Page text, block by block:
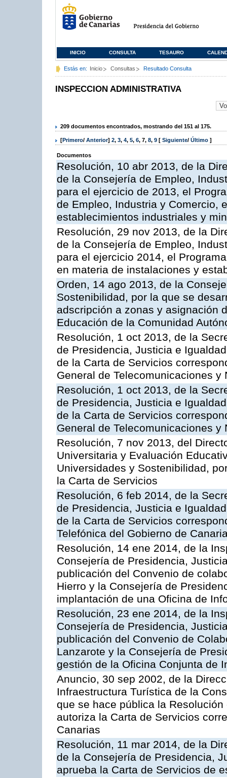
INICIO CONSULTA TESAURO
Estás en: Inicio Consultas Resultado Consulta
INSPECCION ADMINISTRATIVA
209 documentos encontrados, mostrando del 151 al 175.
[Primero/ Anterior] 2, 3, 4, 5, 6, 7, 8, 9 [ Siguiente/ Último ]
Documentos
Resolución, 10 abr 2013, de la
de la Consejería de Empleo,
para el ejercicio de 2013, el
de Empleo, Industria y Comercio,
establecimientos industriales y
Resolución, 29 nov 2013, de la
de la Consejería de Empleo,
para el ejercicio 2014, el
en materia de instalaciones y
Orden, 14 ago 2013, de la
Sostenibilidad, por la que se
adscripción a zonas y asignación
Educación de la Comunidad
Resolución, 1 oct 2013, de la
de Presidencia, Justicia e
de la Carta de Servicios
General de Telecomunicaciones y
Resolución, 1 oct 2013, de la
de Presidencia, Justicia e
de la Carta de Servicios
General de Telecomunicaciones y
Resolución, 7 nov 2013, del
Universitaria y Evaluación
Universidades y Sostenibilidad,
la Carta de Servicios
Resolución, 6 feb 2014, de la
de Presidencia, Justicia e
de la Carta de Servicios
Telefónica del Gobierno de
Resolución, 14 ene 2014, de la
Consejería de Presidencia,
publicación del Convenio de
Hierro y la Consejería de
implantación de una Oficina de
Resolución, 23 ene 2014, de la
Consejería de Presidencia,
publicación del Convenio de
Lanzarote y la Consejería de
gestión de la Oficina Conjunta de
Anuncio, 30 sep 2002, de la
Infraestructura Turística de la
que se hace pública la
autoriza la Carta de Servicios
Canarias
Resolución, 11 mar 2014, de la
de la Consejería de Presidencia,
aprueba la Carta de Servicios de